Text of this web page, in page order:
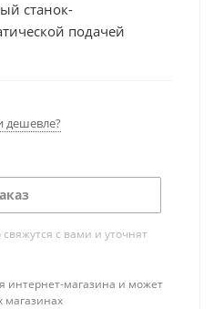
станок-
подачей
и подготовки под
дешевле?
с вами и уточнят
интернет-магазина и может
магазинах